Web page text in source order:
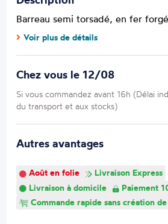
Barreau semi torsadé, en fer
Voir plus de détails
Chez vous le 12/08
Si vous commandez avant 16h (Délai
du transport et aux stocks)
Autres avantages
Août en folie
Livraison Express
Livraison à domicile
Paiement
Commande rapide sans création